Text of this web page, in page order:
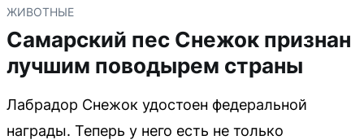
ЖИВОТНЫЕ
Самарский пес Снежок признан
лучшим поводырем страны
Лабрадор Снежок удостоен федеральной
награды. Теперь у него есть не только